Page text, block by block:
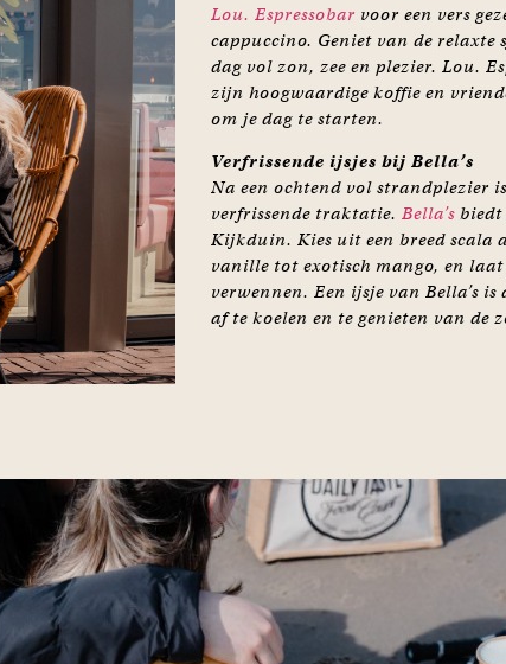
Lou. Espressobar voor een vers
cappuccino. Geniet van de relaxte
dag vol zon, zee en plezier. Lou.
zijn hoogwaardige koffie en
om je dag te starten.
Verfrissende ijsjes bij Bella’s
Na een ochtend vol strandplezier
verfrissende traktatie. Bella’s biedt
Kijkduin. Kies uit een breed scala
vanille tot exotisch mango, en
verwennen. Een ijsje van Bella’s
af te koelen en te genieten van de